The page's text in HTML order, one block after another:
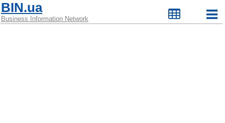
BIN.ua
Business Information Network